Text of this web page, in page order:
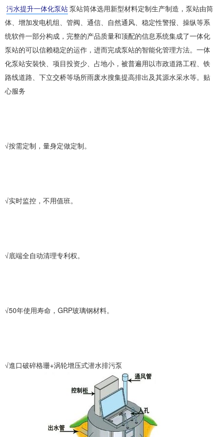
污水提升一体化泵站泵站筒体选用新型材料定制生产制造，泵站由筒
体、增加发电机组、管阀、通信、自然通风、稳定性警报、操纵等系
统软件一部分构成，完整的产品质量和顶配的信息系统集成了一体化
泵站的可以信赖稳定的运作，进而完成泵站的智能化管理方法。一体
化泵站安裝快、项目投资少、占地小，被普遍用以市政道路工程、铁
路线道路、下立交桥等场所雨废水搜集提高排出及其源水采水等。贴
心服务
√按需定制，量身定做定制。
√实时监控，不用值班。
√底端全自动清理专利权。
√50年使用寿命，GRP玻璃钢材料。
√進口破碎格珊+涡轮增压式潜水排污泵